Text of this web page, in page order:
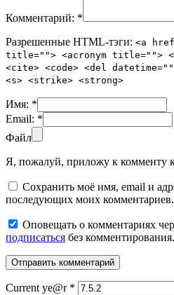
Комментарий: *
Разрешенные HTML-тэги: <a
title=""> <acronym title="">
<cite> <code> <del
<s> <strike> <strong>
Имя: *
Email: *
Файл
Я, пожалуй, приложу к комменту
Сохранить моё имя, email и
последующих моих комментариев.
Оповещать о комментариях
подписаться без комментирования.
Current ye@r *